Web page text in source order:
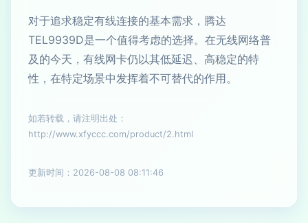
对于追求稳定有线连接的基本需求，腾达
TEL9939D是一个值得考虑的选择。在无线网络普
及的今天，有线网卡仍以其低延迟、高稳定的特
性，在特定场景中发挥着不可替代的作用。
如若转载，请注明出处：
http://www.xfyccc.com/product/2.html
更新时间：2026-08-08 08:11:46